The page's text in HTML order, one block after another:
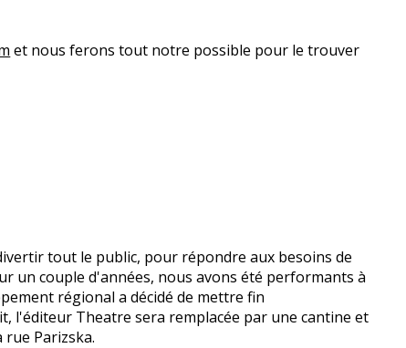
et nous ferons tout notre possible pour le trouver
tout le public, pour répondre aux besoins de
un couple d'années, nous avons été performants à
régional a décidé de mettre fin
l'éditeur Theatre sera remplacée par une cantine et
rue Parizska.